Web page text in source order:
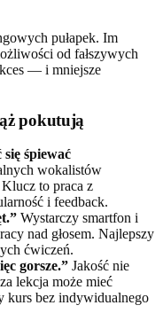
pułapek. Im
od fałszywych
— i mniejsze
pokutują
śpiewać
wokalistów
Klucz to praca z
i feedback.
Wystarczy smartfon i
nad głosem. Najlepszy
ćwiczeń.
gorsze.” Jakość nie
lekcja może mieć
kurs bez indywidualnego